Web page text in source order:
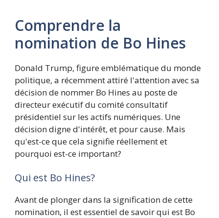
Comprendre la
nomination de Bo Hines
Donald Trump, figure emblématique du monde
politique, a récemment attiré l'attention avec sa
décision de nommer Bo Hines au poste de
directeur exécutif du comité consultatif
présidentiel sur les actifs numériques. Une
décision digne d'intérêt, et pour cause. Mais
qu'est-ce que cela signifie réellement et
pourquoi est-ce important?
Qui est Bo Hines?
Avant de plonger dans la signification de cette
nomination, il est essentiel de savoir qui est Bo